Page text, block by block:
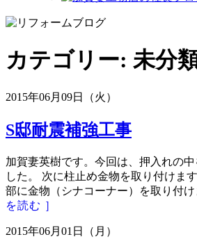
カテゴリー: 未分
2015年06月09日（火）
S邸耐震補強工事
加賀妻英樹です。今回は、押入れの
した。 次に柱止め金物を取り付けま
部に金物（シナコーナー）を取り付
を読む ］
2015年06月01日（月）